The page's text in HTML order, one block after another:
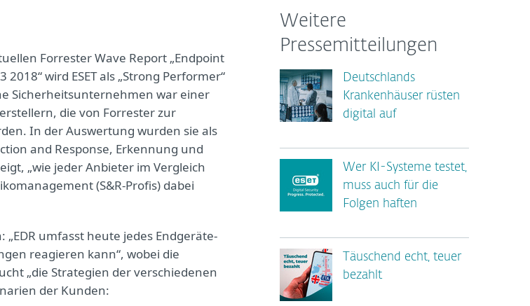
Forrester Wave Report „Endpoint
wird ESET als „Strong Performer“
Sicherheitsunternehmen war einer
die von Forrester zur
In der Auswertung wurden sie als
and Response, Erkennung und
„wie jeder Anbieter im Vergleich
(S&R-Profis) dabei
umfasst heute jedes Endgeräte-
reagieren kann“, wobei die
„die Strategien der verschiedenen
der Kunden:
Weitere
Pressemitteilungen
Deutschlands
Krankenhäuser rüsten
digital auf
Wer KI-Systeme testet,
muss auch für die
Folgen haften
Täuschend echt, teuer
bezahlt